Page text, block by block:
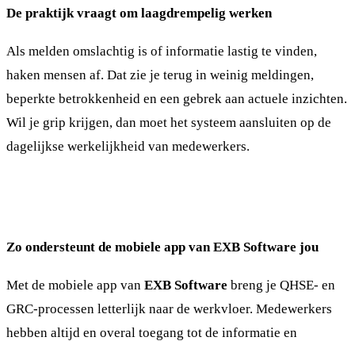
De praktijk vraagt om laagdrempelig werken
Als melden omslachtig is of informatie lastig te vinden,
haken mensen af. Dat zie je terug in weinig meldingen,
beperkte betrokkenheid en een gebrek aan actuele inzichten.
Wil je grip krijgen, dan moet het systeem aansluiten op de
dagelijkse werkelijkheid van medewerkers.
Zo ondersteunt de mobiele app van EXB Software jou
Met de mobiele app van EXB Software breng je QHSE- en
GRC-processen letterlijk naar de werkvloer. Medewerkers
hebben altijd en overal toegang tot de informatie en